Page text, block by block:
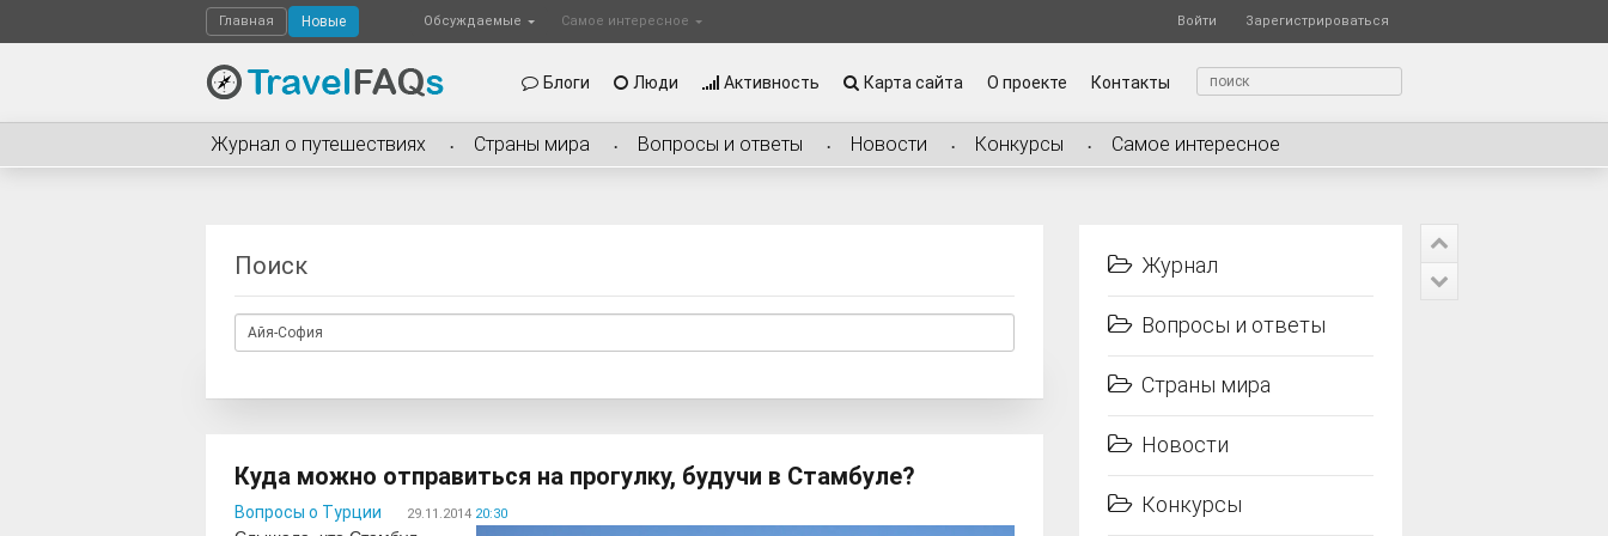
Главная Новые Обсуждаемые Самое интересное Зарегистрироваться
Войти
Блоги Люди Активность Карта сайта О проекте Контакты
Журнал о путешествиях Страны мира Вопросы и ответы Новости Конкурсы Самое интересное
Поиск
Куда можно отправиться на прогулку, будучи в Стамбуле?
Вопросы о Турции 29.11.2014 20:30
Журнал
Вопросы и ответы
Страны мира
Новости
Конкурсы